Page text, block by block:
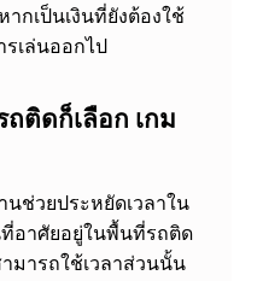
กเป็นเงินที่ยังต้องใช้
รเล่นออกไป
ติดก็เลือก เกม
ช่วยประหยัดเวลาใน
ที่อาศัยอยู่ในพื้นที่รถติด
มารถใช้เวลาส่วนนั้น